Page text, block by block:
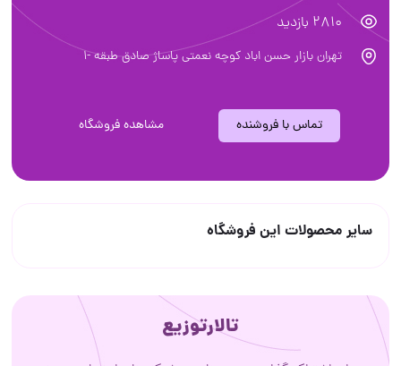
2810 بازدید
تهران بازار حسن اباد کوچه نعمتی پاساژ صادق طبقه -1
تماس با فروشنده مشاهده فروشگاه
سایر محصولات این فروشگاه
تالارتوزیع